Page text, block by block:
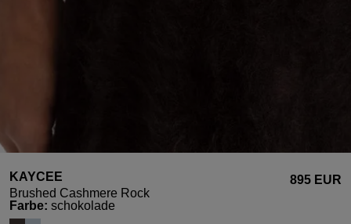
KAYCEE
Brushed Cashmere Rock
895 EUR
Farbeauswählen
: schokolade